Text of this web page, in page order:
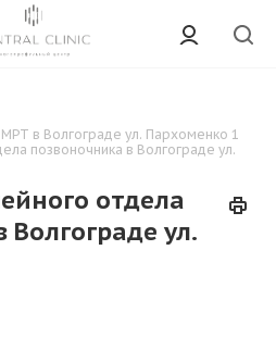
в Волгограде ул. Пархоменко 1
позвоночника в Волгограде ул.
отдела
Волгограде ул.